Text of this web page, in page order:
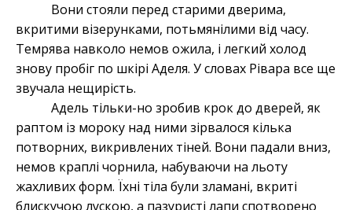
Вони стояли перед старими дверима,
вкритими візерунками, потьмянілими від часу.
Темрява навколо немов ожила, і легкий холод
знову пробіг по шкірі Аделя. У словах Рівара все ще
звучала нещирість.
Адель тільки-но зробив крок до дверей, як
раптом із мороку над ними зірвалося кілька
потворних, викривлених тіней. Вони падали вниз,
немов краплі чорнила, набуваючи на льоту
жахливих форм. Їхні тіла були зламані, вкриті
блискучою лускою, а пазуристі лапи спотворено